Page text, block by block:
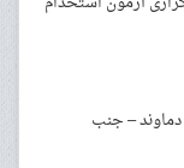
دماوند – جنب